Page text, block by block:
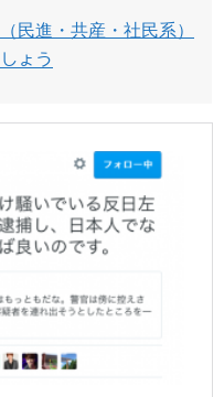
民進・共産・社民系）
ょう